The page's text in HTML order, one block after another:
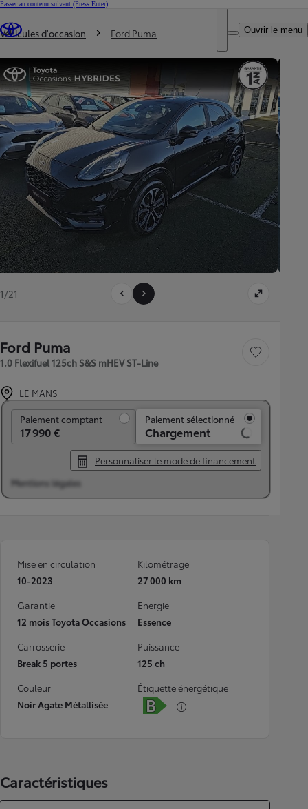
Passer au contenu suivant (Press Enter)
Trouvez un partenaire Toyota
DEALER NAME
Ouvrir le menu
Vous êtes ici
Véhicules d'occasion Ford Puma
1/21
Ford Puma
1.0 Flexifuel 125ch S&S mHEV ST-Line
Sauvegarder le
LE MANS
Paiement comptant
17 990 €
Paiement sélectionné
Chargement
Personnaliser le mode de financement
Mentions légales
Mise en circulation
10-2023
Kilométrage
27 000 km
Garantie
12 mois Toyota Occasions
Energie
Essence
Carrosserie
Break 5 portes
Puissance
125 ch
Couleur
Noir Agate Métallisée
Étiquette énergétique
Caractéristiques